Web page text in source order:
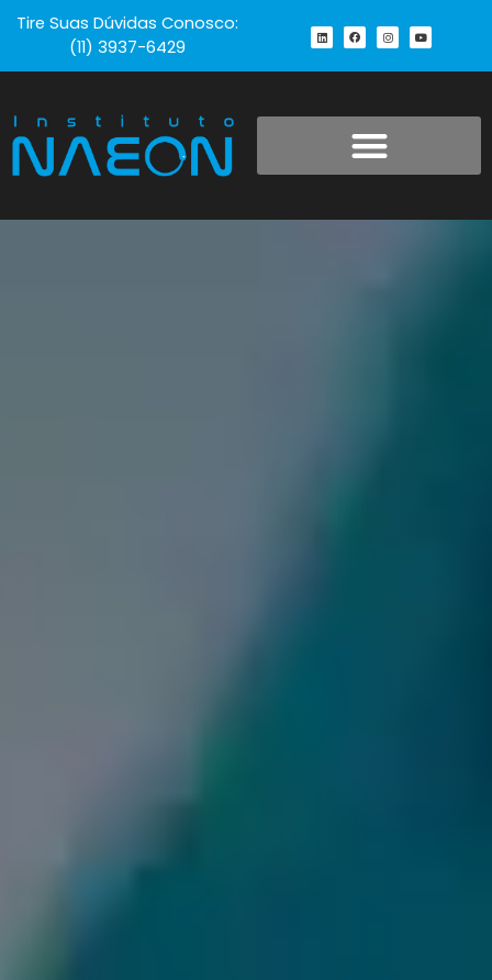
Tire Suas Dúvidas Conosco:
(11) 3937-6429